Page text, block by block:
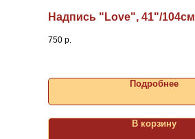
Надпись "Love", 41"/104см
750 р.
Подробнее
В корзину